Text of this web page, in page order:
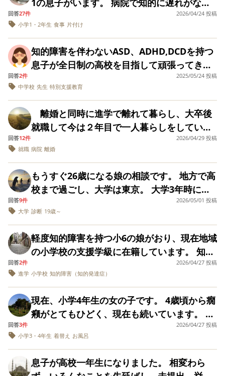
長々と書いてしまいましたが、子供が高校生になって同じ
など教えていただけると助かります。
よろしくお願いいたします。
いので高校受験の体
きずにそれもストレスなようです。 ADHDの
特性もあり、生活面ではどうしても注意する
ことが多く、家にいる時間が多いと、注意す
ることも増え、家も散らかっていくし、ご飯
も食べ過ぎてしまうし、時間が余りすぎて困
っています。 常に社会から否定され、居場所
いいですか。
ら言っていたのに、6時40分に起きてぼーっ
とし、少し朝食を食べて、ぼーっ。もう中学
生だから自己責任だと、声掛けを我慢して黙
っていたのですが、7時3分にパジャマで布団
にゴロンとしていたのでびっくりして「何し
てるの？7時に出発と言ってたでしょ！？」と
声をかけました。「そうだった！」と少し驚
いた様子でした。 雨だから早く出発するとい
うことを本当に忘れていたのか（かなりの雨
音でしたが）、もしかしたら私から「大雨だ
から送っていこうか」と言われるのを待って
た様子は演技だったかも？わかりません。 そ
の後は少し急いで7時10分過ぎに鼻歌を歌い
ながら徒歩で出発。スクールバスの時間ギリ
ギリなので私は気が気でなく、スマホのGPS
をずっと見ていて、ギリギリで間に合ったよ
うでほっとしました。 スクールバスに乗り遅
れたら、1時間かけて徒歩で行くことになりま
スがあり、保護者から体調不良の連絡をすれ
己責任、で放置するのか、発達障害と起立性
調整障害を考慮してどの程度フォローすれば
いいのかがわかりません。 「今日は◯分に出
発するんでしょ」と確認の声掛けはOK？ そ
れを逆算して支度の都度声掛けはOK？ ま
と言われ、普通級に通う事になりました。た
だ、幼稚園時代に二次障害か精神がおかしく
なってしまいました。 それに関しては、息子
の人格とは無関係の行動なので、別の問題か
と思っていまして…、 悩んでいるのは、1歳
からずっと止めろと言われた事を止められな
い、やれと言われた事ができない事です。 最
近家で椅子をユラユラさせ、後ろの棚にガツ
ンとぶつけるという事をずーっとやっていま
す。大激怒して注意しても、数十秒後に椅子
に戻っています。 学校も付き添って行ってい
るのですが、もう2週間経つのに、今自分が何
をすべきか全く分かりません。 朝学校に着い
てもぼーっと上の空。靴を上履きに履き替え
中身を道具箱にしまう、テーブルクロス袋を
ランドセルから外す、そんな手順も分かりま
せん。 給食の時、「皆は何を用意してる？」
と聞いても、テーブルクロスを敷くと気づき
ません。「はい」とテーブルクロス袋を渡し
たら、ぼんやりしたまま袋をキュッと閉じ、
ロッカーに片付けに行こうとしました。 テー
ブルクロスは幼稚園でも同じような手順で使
っていたにも関わらずです。 呆れてものも言
気付いていなかった自分にもびっくりです。
回答27件
2026/04/24 投稿
小学1・2年生 食事 片付け
知的障害を伴わないASD、ADHD,DCDを持つ
息子が全日制の高校を目指して頑張ってきま
した。 通常級で名ばかりの合理的配慮の中、
受験生となりました。（IQ凹凸で４０近い差
得いかず、こちらで色々と意見や感想頂き、
２，３年前の投稿にも関わらず、 ♡を頂いた
りすると、同じ悩みを持つ方がいるんだなと
切なくなります。 昨年の９月に再び文科省
が、特別支援整備状況調査～の通達が出さ
れ、また目が点になるような記載があったり
私が訴えていた中学校の通級について各教育
委員会に充実に努めよとお達しがありまし
た。 私は校長先生にその旨を伝え、教育委員
会はどう考えているか聞いてもらっている状
態です。 その時校長先生に、「保護者の方か
ら声を上げて頂けると学校としても困ってい
た。思うようにならなくても、発達障害の子
供たちが、学ぶ権利をあたりまえに持てると
願っています。 今は全力で学力フォローして
います。人生の最初の分岐点となる高校。後
悔の無いよう過ごすつもりです。 質問ではな
く宣言のようになってしまいました。長文を
回答2件
2025/05/24 投稿
中学校 先生 特別支援教育
離婚と同時に進学で離れて暮らし、大卒後
就職して今は２年目で一人暮らしをしている
娘のことです。 本人曰く、昨年11月に自身
の浪費のことで病院に行き、ADHDと診断さ
ったというか、発達障害のことなどほとんど
何も知らなかったもので、取り急ぎwebでい
くつか調べたりすると、離れてからの時折の
娘の言動など不可解であった事柄のいくつか
が腑に落ちた気がしました。 付け焼刃的な
理解では当然だめだと分かってましたので、
娘に病院名を聞いて、一緒に話を聞かせてほ
しいと伝えましたが教えてくれず、必要ない
といわれて５カ月ほどになります。どういう
薬かはわかりませんが服薬もしているようで
す。（ただし、これは学生時代から飲んでる
薬そのままでいいといわれたそうです。記憶
細には薬局はありましたが、通院の記録はな
かったように思います。）診断、服薬の件
回答12件
2026/04/29 投稿
就職 病院 離婚
もうすぐ26歳になる娘の相談です。 地方で高
校まで過ごし、大学は東京。 大学3年時に就
活を機に引きこもり。(コロナ禍でオンライン
授業が続いたこともあり不適応) 高校までは
査を受け、自閉とADHD の診断を受けまし
た。(子どもの頃はグレーゾーンだったと思い
ます。何回か医療機関に行きましたが、十分
な対応はとってこなかったと思います。) 現
在は実家で引きこもっていますが、自分の育
った環境に嫌悪感を持っています。 少しずつ
自分の中にエネルギーがたまってきたような
ので、東京に私(母)と2人で引越しを考えてい
ます。 これから長い人生を歩むにあたり、出
来るだけ引きこもりにも対応してくれる自治
回答9件
2026/05/01 投稿
大学 診断 19歳～
軽度知的障害を持つ小6の娘がおり、現在地域
の小学校の支援学級に在籍しています。 知的
のクラスだけで3-4クラスあり、その内2クラ
スに娘を入れて4人6年女子がいるのですが、
です。 本人はそうとは思ってないのか思いた
くないのか分かりませんが、私と話した後は
悲しそうにしていました。 今回は遠足でお弁
当を食べる仲間に入れてもらえず、 「3人で
約束したから無理！他に人が増えるかもしれ
ないしダメ！介助の先生と食べたら？」 と言
回答2件
2026/04/27 投稿
進学 小学校 知的障害（知的発達症）
現在、小学4年生の女の子です。 4歳頃から癇
癪がとてもひどく、現在も続いています。 日
常生活で困ることも多くなってしまいまし
た。 ・学校への登校しぶり（仲の良い友達が
ャンプー)、トイレのあと拭かない ・勉強、
回答3件
2026/04/27 投稿
小学3・4年生 着替え お風呂
息子が高校一年生になりました。 相変わら